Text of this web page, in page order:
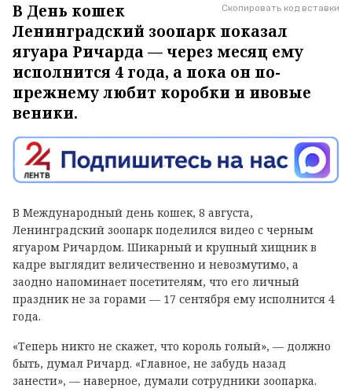
Скопировать код вставки
В День кошек
Ленинградский зоопарк показал
ягуара Ричарда — через месяц ему
исполнится 4 года, а пока он по-
прежнему любит коробки и ивовые
веники.
В Международный день кошек, 8 августа,
Ленинградский зоопарк поделился видео с черным
ягуаром Ричардом. Шикарный и крупный хищник в
кадре выглядит величественно и невозмутимо, а
заодно напоминает посетителям, что его личный
праздник не за горами — 17 сентября ему исполнится 4
года.
«Теперь никто не скажет, что король голый», — должно
быть, думал Ричард. «Главное, не забудь назад
занести», — наверное, думали сотрудники зоопарка.